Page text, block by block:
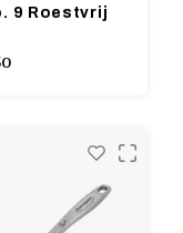
9 Roestvrij